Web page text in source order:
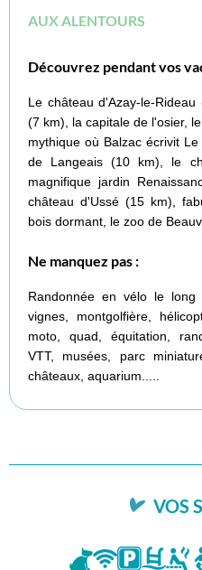
AUX ALENTOURS
Découvrez pendant vos
Le château d'Azay-le-
(7 km), la capitale de l'osier,
mythique où Balzac écrivit
de Langeais (10 km), le
magnifique jardin
château d'Ussé (15 km),
bois dormant, le zoo de
Ne manquez pas :
Randonnée en vélo le
vignes, montgolfière,
moto, quad, équitation,
VTT, musées, parc
châteaux, aquarium.....
VOS